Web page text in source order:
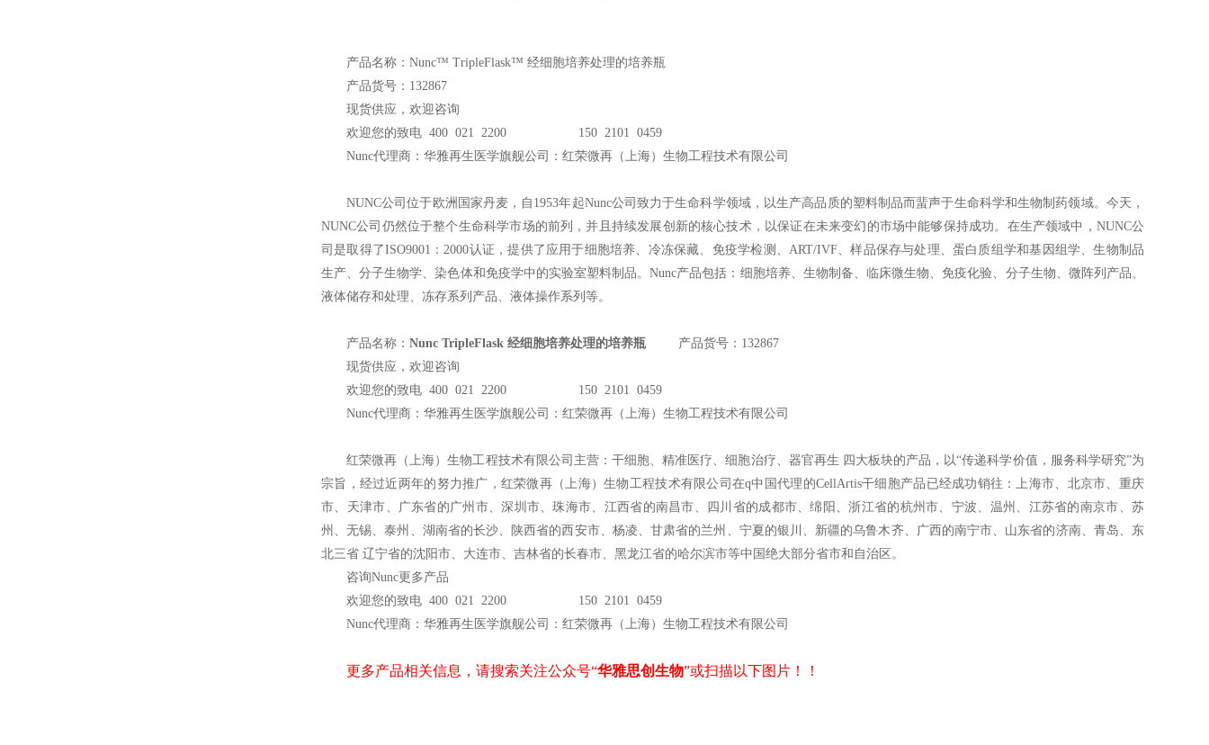
产品名称：Nunc™ TripleFlask™ 经细胞培养处理的培养瓶
产品货号：132867
现货供应，欢迎咨询
欢迎您的致电 400 021 2200 150 2101 0459
Nunc代理商：华雅再生医学旗舰公司：红荣微再（上海）生物工程技术有限公司
NUNC公司位于欧洲国家丹麦，自1953年起Nunc公司致力于生命科学领域，以生产高品质的塑料制品而蜚声于生命科学和生物制药领域。今天，
NUNC公司仍然位于整个生命科学市场的前列，并且持续发展创新的核心技术，以保证在未来变幻的市场中能够保持成功。在生产领域中，NUNC公
司是取得了ISO9001：2000认证，提供了应用于细胞培养、冷冻保藏、免疫学检测、ART/IVF、样品保存与处理、蛋白质组学和基因组学、生物制品
生产、分子生物学、染色体和免疫学中的实验室塑料制品。Nunc产品包括：细胞培养、生物制备、临床微生物、免疫化验、分子生物、微阵列产品、
液体储存和处理、冻存系列产品、液体操作系列等。
产品名称： Nunc TripleFlask 经细胞培养处理的培养瓶 产品货号：132867
现货供应，欢迎咨询
欢迎您的致电 400 021 2200 150 2101 0459
Nunc代理商：华雅再生医学旗舰公司：红荣微再（上海）生物工程技术有限公司
红荣微再（上海）生物工程技术有限公司主营：干细胞、精准医疗、细胞治疗、器官再生 四大板块的产品，以“传递科学价值，服务科学研究”为
宗旨，经过近两年的努力推广，红荣微再（上海）生物工程技术有限公司在q中国代理的CellArtis干细胞产品已经成功销往：上海市、北京市、重庆
市、天津市、广东省的广州市、深圳市、珠海市、江西省的南昌市、四川省的成都市、绵阳、浙江省的杭州市、宁波、温州、江苏省的南京市、苏
州、无锡、泰州、湖南省的长沙、陕西省的西安市、杨凌、甘肃省的兰州、宁夏的银川、新疆的乌鲁木齐、广西的南宁市、山东省的济南、青岛、东
北三省 辽宁省的沈阳市、大连市、吉林省的长春市、黑龙江省的哈尔滨市等中国绝大部分省市和自治区。
咨询Nunc更多产品
欢迎您的致电 400 021 2200 150 2101 0459
Nunc代理商：华雅再生医学旗舰公司：红荣微再（上海）生物工程技术有限公司
更多产品相关信息，请搜索关注公众号“华雅思创生物”或扫描以下图片！！